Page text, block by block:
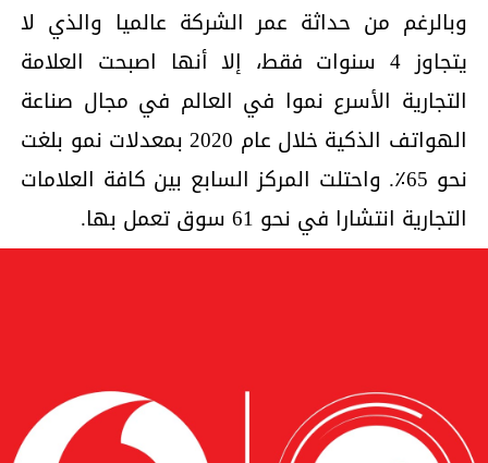
وبالرغم من حداثة عمر الشركة عالميا والذي لا
يتجاوز 4 سنوات فقط، إلا أنها اصبحت العلامة
التجارية الأسرع نموا في العالم في مجال صناعة
الهواتف الذكية خلال عام 2020 بمعدلات نمو بلغت
نحو 65٪. واحتلت المركز السابع بين كافة العلامات
التجارية انتشارا في نحو 61 سوق تعمل بها.